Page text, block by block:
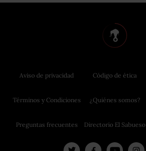
Aviso de privacidad
Términos y Condiciones
Preguntas frecuentes
Código de ética
¿Quiénes somos?
Directorio El Sabueso